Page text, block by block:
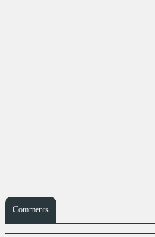
Comments